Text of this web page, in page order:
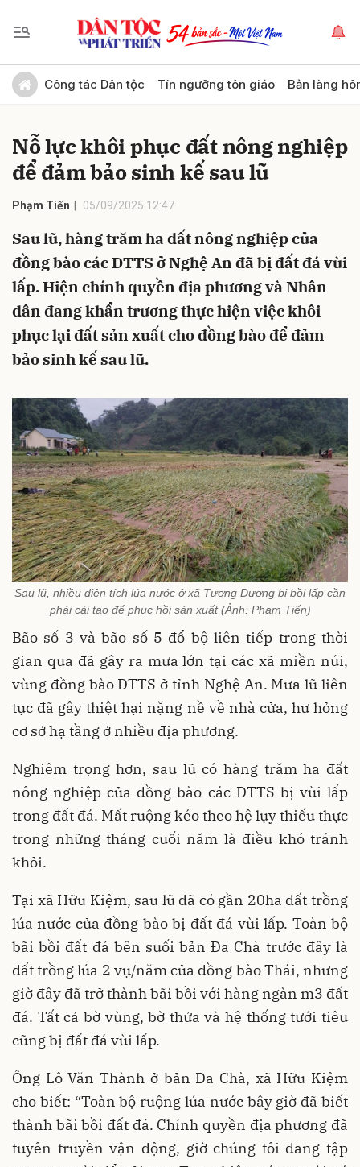
Công tác Dân tộc Tín ngưỡng tôn giáo Bản làng
Nỗ lực khôi phục đất nông nghiệp
để đảm bảo sinh kế sau lũ
Phạm Tiến 05/09/2025 12:47
Sau lũ, hàng trăm ha đất nông nghiệp của
đồng bào các DTTS ở Nghệ An đã bị đất đá vùi
lấp. Hiện chính quyền địa phương và Nhân
dân đang khẩn trương thực hiện việc khôi
phục lại đất sản xuất cho đồng bào để đảm
bảo sinh kế sau lũ.
Sau lũ, nhiều diện tích lúa nước ở xã Tương Dương bị bồi lấp cần
phải cải tạo để phục hồi sản xuất (Ảnh: Phạm Tiến)
Bão số 3 và bão số 5 đổ bộ liên tiếp trong thời
gian qua đã gây ra mưa lớn tại các xã miền núi,
vùng đồng bào DTTS ở tỉnh Nghệ An. Mưa lũ liên
tục đã gây thiệt hại nặng nề về nhà cửa, hư hỏng
cơ sở hạ tầng ở nhiều địa phương.
Nghiêm trọng hơn, sau lũ có hàng trăm ha đất
nông nghiệp của đồng bào các DTTS bị vùi lấp
trong đất đá. Mất ruộng kéo theo hệ lụy thiếu thực
trong những tháng cuối năm là điều khó tránh
khỏi.
Tại xã Hữu Kiệm, sau lũ đã có gần 20ha đất trồng
lúa nước của đồng bào bị đất đá vùi lấp. Toàn bộ
bãi bồi đất đá bên suối bản Đa Chà trước đây là
đất trồng lúa 2 vụ/năm của đồng bào Thái, nhưng
giờ đây đã trở thành bãi bồi với hàng ngàn m3 đất
đá. Tất cả bờ vùng, bờ thửa và hệ thống tưới tiêu
cũng bị đất đá vùi lấp.
Ông Lô Văn Thành ở bản Đa Chà, xã Hữu Kiệm
cho biết: “Toàn bộ ruộng lúa nước bây giờ đã biết
thành bãi bồi đất đá. Chính quyền địa phương đã
tuyên truyền vận động, giờ chúng tôi đang tập
Gửi bình luận
Hủy Gửi